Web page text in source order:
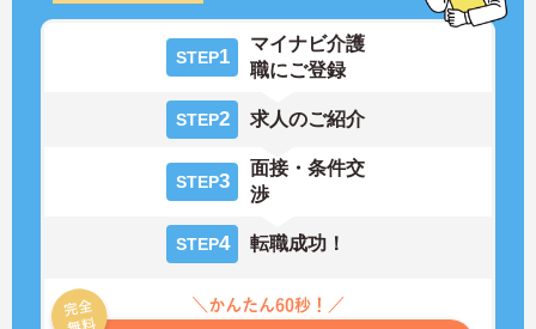
STEP1
マイナビ介護
職にご登録
STEP2 求人のご紹介
STEP3
面接・条件交
渉
STEP4 転職成功！